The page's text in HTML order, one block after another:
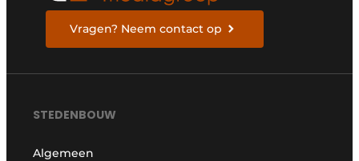
Vragen? Neem contact op
STEDENBOUW
Algemeen